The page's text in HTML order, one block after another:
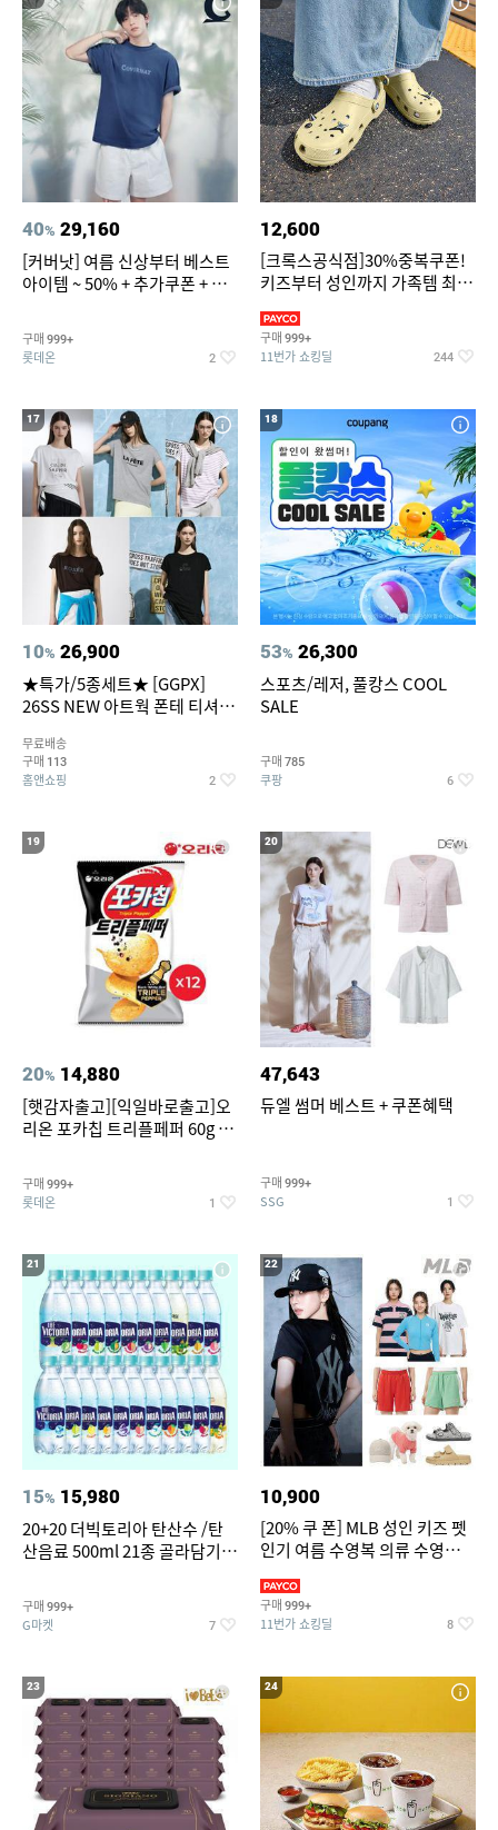
40% 29,160
[커버낫] 여름 신상부터 베스트
아이템 ~ 50% + 추가쿠폰 + 카
구매 999+
롯데온 2
12,600
[크록스공식점]30%중복쿠폰!
키즈부터 성인까지 가족템 최대
구매 999+
11번가 쇼킹딜 244
17
10% 26,900
★특가/5종세트★ [GGPX]
26SS NEW 아트웍 폰테 티셔츠
무료배송
구매 113
홈앤쇼핑 2
18
53% 26,300
스포츠/레저, 풀캉스 COOL
SALE
구매 785
쿠팡 6
19
20% 14,880
[햇감자출고][익일바로출고]오
리온 포카칩 트리플페퍼 60g 12
구매 999+
롯데온 1
20
47,643
듀엘 썸머 베스트 + 쿠폰혜택
구매 999+
SSG 1
21
15% 15,980
20+20 더빅토리아 탄산수 /탄
산음료 500ml 21종 골라담기
구매 999+
G마켓 7
22
10,900
[20% 쿠 폰] MLB 성인 키즈 펫
인기 여름 수영복 의류 수영복
구매 999+
11번가 쇼킹딜 8
23 24